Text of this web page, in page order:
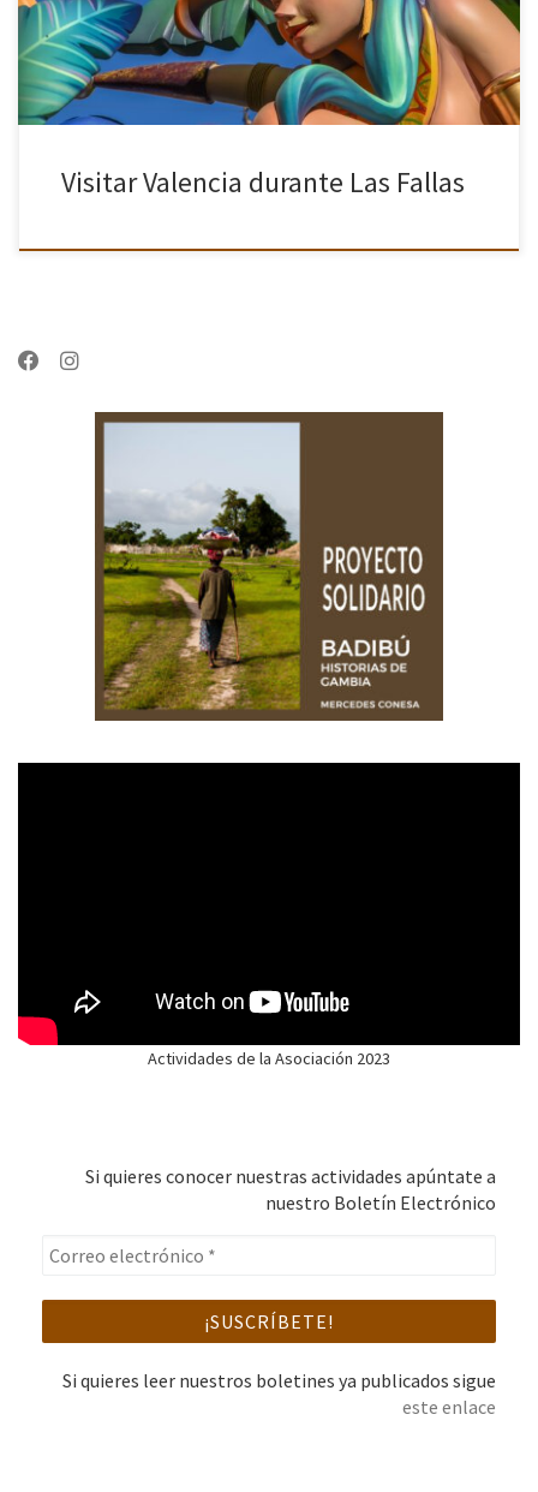
Visitar Valencia durante Las Fallas
Actividades de la Asociación 2023
Si quieres conocer nuestras actividades apúntate a
nuestro Boletín Electrónico
Si quieres leer nuestros boletines ya publicados sigue
este enlace